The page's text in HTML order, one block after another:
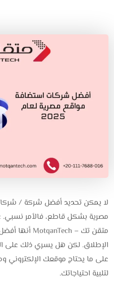
لا يمكن تحديد أفضل شركة /
مصرية بشكل قاطع، فالأمر نسبي.
متقن تك – MotqanTech أنها أفضل مقدم خدمة
الإطلاق. لكن هل يسري ذلك على
على ما يحتاج موقعك الإلكتروني
لتلبية احتياجاتك.